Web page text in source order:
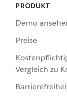
PRODUKT
Demo
Preise
Vergleich zu